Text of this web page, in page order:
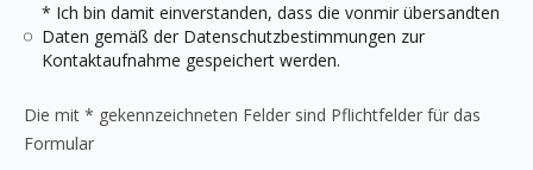
* Ich bin damit einverstanden, dass die vonmir übersandten
Daten gemäß der Datenschutzbestimmungen zur
Kontaktaufnahme gespeichert werden.
Die mit * gekennzeichneten Felder sind Pflichtfelder für das
Formular